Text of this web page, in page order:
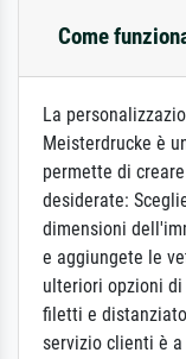
Come
La
Meisterdrucke è
permette di
desiderate:
dimensioni
e aggiungete le
ulteriori opzioni di
filetti e
servizio clienti è